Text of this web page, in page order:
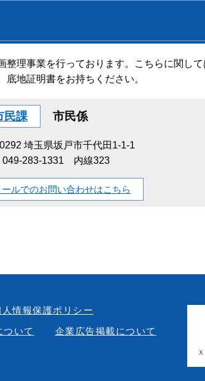
整理事業を行っております。こちらに関し
底地証明書をお持ちください。
民課 市民係
埼玉県坂戸市千代田1-1-1
049-283-1331 内線323
ールでのお問い合わせはこちら
人情報保護ポリシー
いて 企業広告掲載について